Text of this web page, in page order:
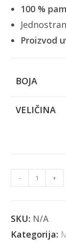
100 %
Proizvod
BOJA
VELIČINA
- +
SKU: N/A
Kategorija: